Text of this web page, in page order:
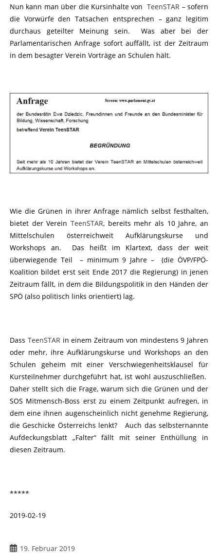
Nun kann man über die Kursinhalte vonTeenSTAR – sofern
die Vorwürfe den Tatsachen entsprechen – ganz legitim
durchaus geteilter Meinung sein. Was aber bei der
Parlamentarischen Anfrage sofort auffällt, ist der Zeitraum
in dem besagter Verein Vorträge an Schulen hält.
Wie die Grünen in ihrer Anfrage nämlich selbst festhalten,
bietet der Verein TeenSTAR, bereits mehr als 10 Jahre, an
Mittelschulen österreichweit Aufklärungskurse und
Workshops an. Das heißt im Klartext, dass der weit
überwiegende Teil – minimum 9 Jahre – (die ÖVP/FPÖ-
Koalition bildet erst seit Ende 2017 die Regierung) in jenen
Zeitraum fällt, in dem die Bildungspolitik in den Händen der
SPÖ (also politisch links orientiert) lag.
Dass TeenSTARin einem Zeitraum von mindestens 9 Jahren
oder mehr, ihre Aufklärungskurse und Workshops an den
Schulen geheim mit einer Verschwiegenheitsklausel für
Kursteilnehmer durchgeführt hat, ist wohl auszuschließen.
Daher stellt sich die Frage, warum sich die Grünen und der
SOS Mitmensch-Boss erst zu einem Zeitpunkt aufregen, in
dem eine ihnen augenscheinlich nicht genehme Regierung,
die Geschicke Österreichs lenkt? Auch das selbsternannte
Aufdeckungsblatt „Falter“ fällt mit seiner Enthüllung in
diesen Zeitraum.
*****
2019-02-19
19. Februar 2019